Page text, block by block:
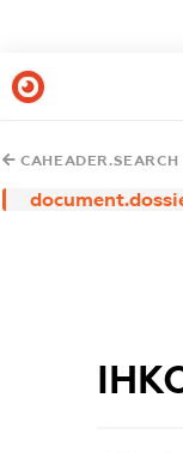
CAHEADER.SEARCH